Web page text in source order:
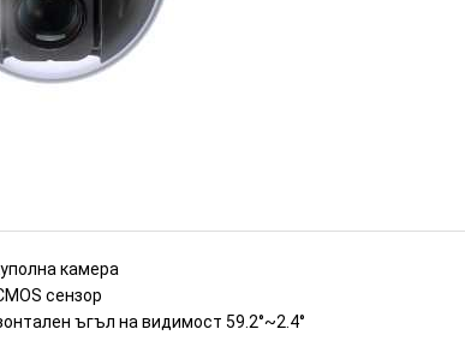
IP камера 25х оптично увеличение
камера
сензор
ъгъл на видимост 59.2°~2.4°